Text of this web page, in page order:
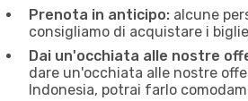
Prenota in anticipo: alcune
consigliamo di acquistare i
Dai un'occhiata alle nostre
dare un'occhiata alle nostre
Indonesia, potrai farlo